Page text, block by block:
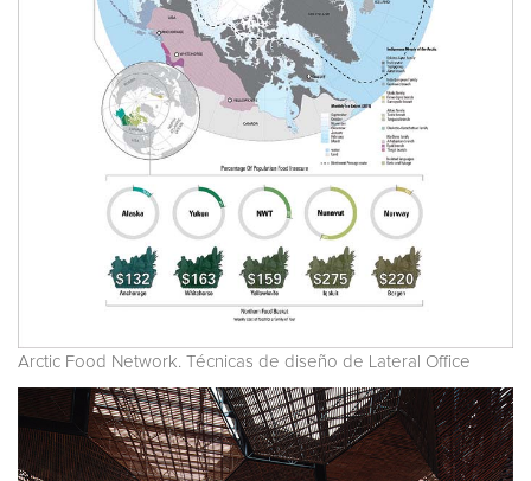
Arctic Food Network. Técnicas de diseño de Lateral Office